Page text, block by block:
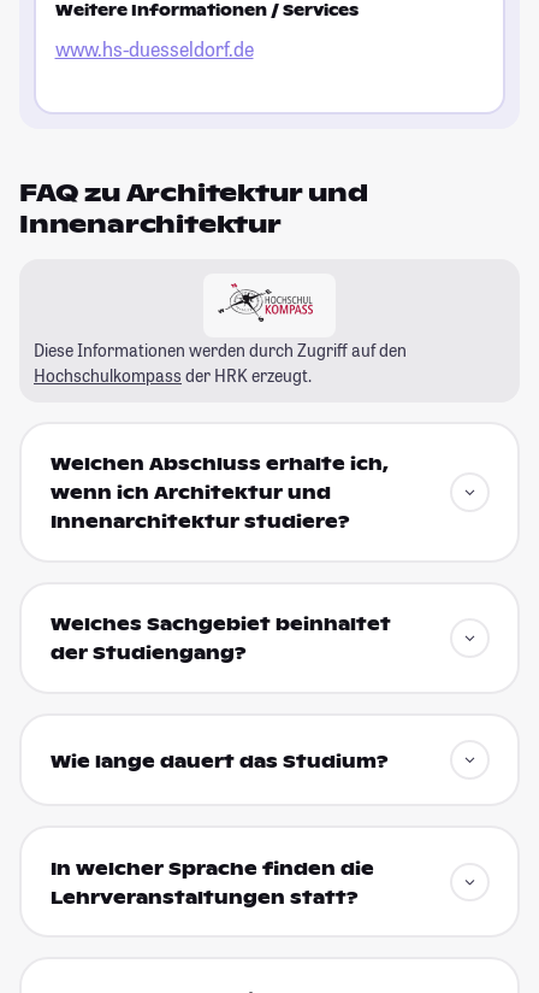
Weitere Informationen / Services
www.hs-duesseldorf.de
FAQ zu Architektur und
Innenarchitektur
Diese Informationen werden durch Zugriff auf den
Hochschulkompass der HRK erzeugt.
Welchen Abschluss erhalte ich,
wenn ich Architektur und
Innenarchitektur studiere?
Welches Sachgebiet beinhaltet
der Studiengang?
Wie lange dauert das Studium?
In welcher Sprache finden die
Lehrveranstaltungen statt?